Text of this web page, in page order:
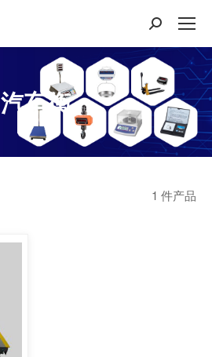
搜
汽车衡
1 件产品